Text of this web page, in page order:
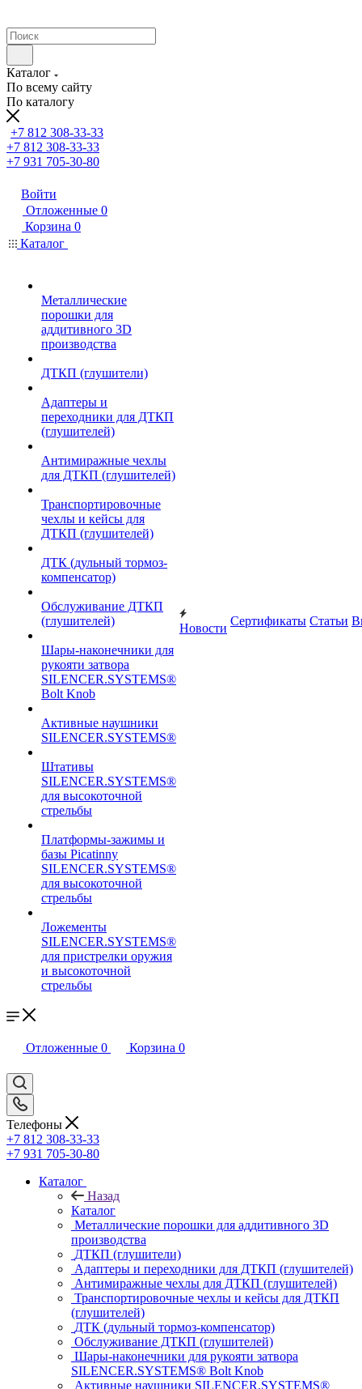
Каталог
По всему сайту
По каталогу
+7 812 308-33-33
+7 812 308-33-33
+7 931 705-30-80
Войти
Отложенные 0
Корзина 0
Каталог
Металлические
порошки для
аддитивного 3D
производства
ДТКП (глушители)
Адаптеры и
переходники для ДТКП
(глушителей)
Антимиражные чехлы
для ДТКП (глушителей)
Транспортировочные
чехлы и кейсы для
ДТКП (глушителей)
ДТК (дульный тормоз-
компенсатор)
Обслуживание ДТКП
(глушителей)
Шары-наконечники для
рукояти затвора
SILENCER.SYSTEMS®
Bolt Knob
Активные наушники
SILENCER.SYSTEMS®
Штативы
SILENCER.SYSTEMS®
для высокоточной
стрельбы
Платформы-зажимы и
базы Picatinny
SILENCER.SYSTEMS®
для высокоточной
стрельбы
Ложементы
SILENCER.SYSTEMS®
для пристрелки оружия
и высокоточной
стрельбы
Новости
Сертификаты Статьи
Отложенные 0 Корзина 0
Телефоны
+7 812 308-33-33
+7 931 705-30-80
Каталог
Назад
Каталог
Металлические порошки для аддитивного 3D
производства
ДТКП (глушители)
Адаптеры и переходники для ДТКП (глушителей)
Антимиражные чехлы для ДТКП (глушителей)
Транспортировочные чехлы и кейсы для ДТКП
(глушителей)
ДТК (дульный тормоз-компенсатор)
Обслуживание ДТКП (глушителей)
Шары-наконечники для рукояти затвора
SILENCER.SYSTEMS® Bolt Knob
Активные наушники SILENCER.SYSTEMS®